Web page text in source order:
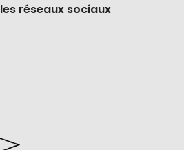
réseaux sociaux